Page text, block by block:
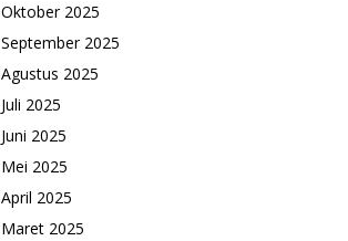
Oktober 2025
September 2025
Agustus 2025
Juli 2025
Juni 2025
Mei 2025
April 2025
Maret 2025